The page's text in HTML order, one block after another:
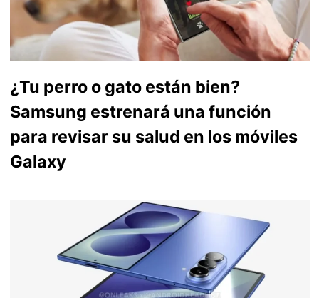
¿Tu perro o gato están bien?
Samsung estrenará una función
para revisar su salud en los móviles
Galaxy